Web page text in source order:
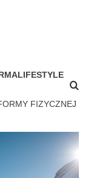
LIFESTYLE
FIZYCZNEJ